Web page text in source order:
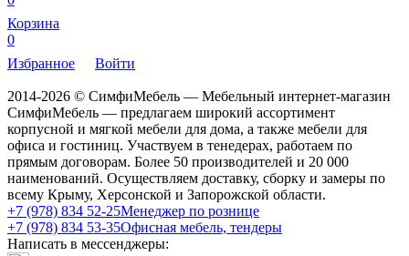
Корзина
0
Избранное
Войти
2014-2026 © СимфиМебель — Мебельный интернет-магазин
СимфиМебель — предлагаем широкий ассортимент
корпусной и мягкой мебели для дома, а также мебели для
офиса и гостиниц. Участвуем в тенедерах, работаем по
прямым договорам. Более 50 производителей и 20 000
наименований. Осуществляем доставку, сборку и замеры по
всему Крыму, Херсонской и Запорожской области.
+7 (978) 834 52-25Менеджер по рознице
+7 (978) 834 53-35Офисная мебель, тендеры
Написать в мессенджеры: